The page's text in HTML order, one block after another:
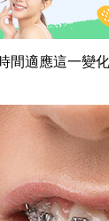
應這一變